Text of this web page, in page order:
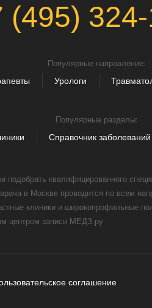
(495)
Популярные направление:
Урологи
Популярные разделы:
Справочник заболеваний
подобрать квалифицированного
в Москве проводится по всем
клиники и широкопрофильные
центром записи МЕДЗ.ру
соглашение